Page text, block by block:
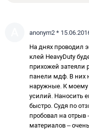
anonym2 *
На днях проводил
клей HeavyDuty
прихожей затеяли
панели мдф. В них
наружные. К моему
усилий. Наносить
быстро. Судя по
пробовал на отрыв
материалов –